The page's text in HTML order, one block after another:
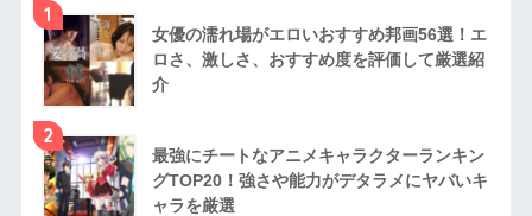
1
女優の濡れ場がエロいおすすめ邦画56選！エ
ロさ、激しさ、おすすめ度を評価して厳選紹
介
2
最強にチートなアニメキャラクターランキン
グTOP20！強さや能力がデタラメにヤバいキ
ャラを厳選